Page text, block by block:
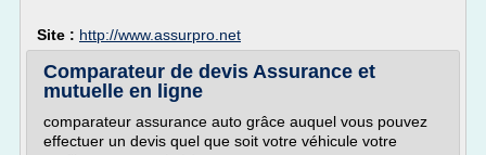
Site : http://www.assurpro.net
Comparateur de devis Assurance et
mutuelle en ligne
comparateur assurance auto grâce auquel vous pouvez
effectuer un devis quel que soit votre véhicule votre